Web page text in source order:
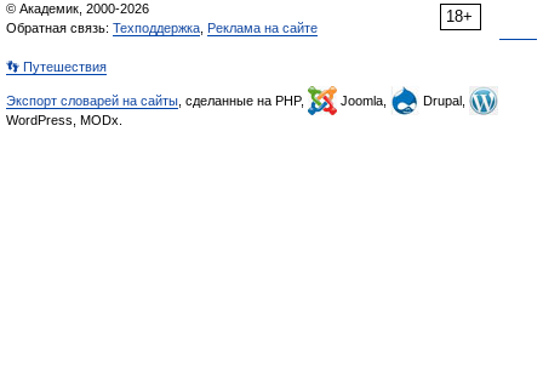
18+
© Академик, 2000-2026
Обратная связь: Техподдержка Реклама на сайте
👣 Путешествия
Экспорт словарей на сайты , сделанные на PHP, Joomla,
Drupal,
WordPress, MODx.